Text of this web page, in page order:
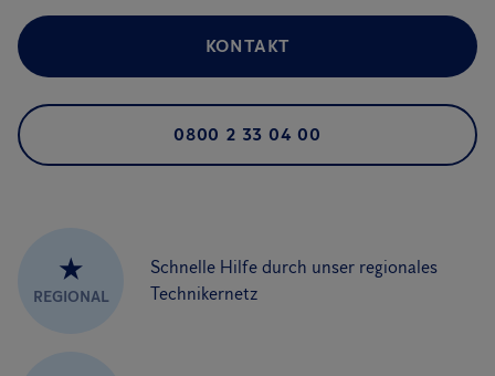
KONTAKT
0800 2 33 04 00
★
REGIONAL
Schnelle Hilfe durch unser regionales
Technikernetz